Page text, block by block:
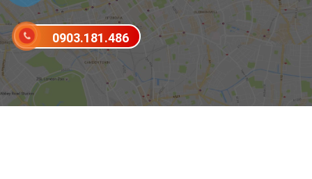
0903.181.486